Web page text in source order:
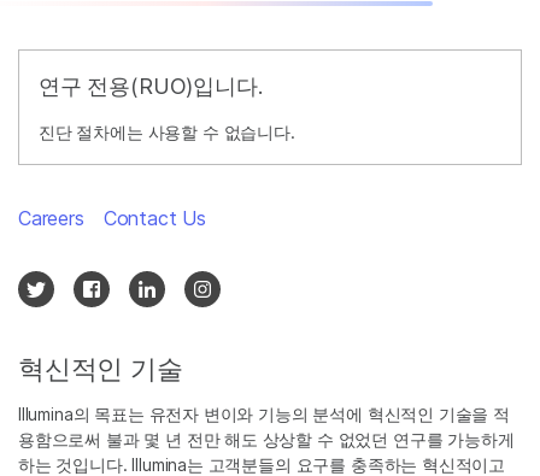
연구 전용(RUO)입니다.
진단 절차에는 사용할 수 없습니다.
혁신적인 기술
Illumina의 목표는 유전자 변이와 기능의 분석에 혁신적인 기술을 적
용함으로써 불과 몇 년 전만 해도 상상할 수 없었던 연구를 가능하게
하는 것입니다. Illumina는 고객분들의 요구를 충족하는 혁신적이고
Careers Contact Us